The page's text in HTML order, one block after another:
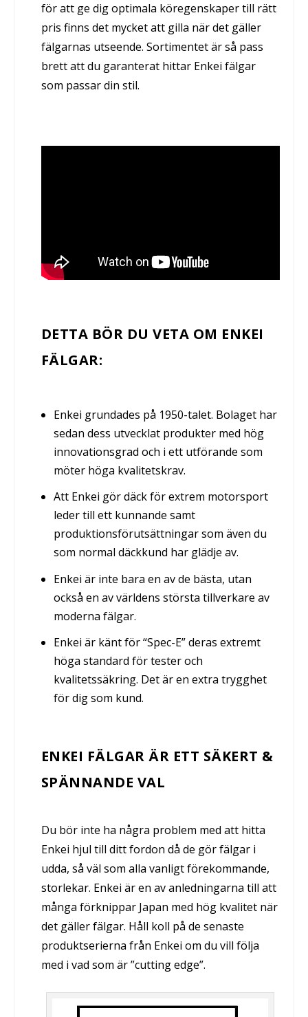
för att ge dig optimala köregenskaper till rätt
pris finns det mycket att gilla när det gäller
fälgarnas utseende. Sortimentet är så pass
brett att du garanterat hittar Enkei fälgar
som passar din stil.
DETTA BÖR DU VETA OM ENKEI
FÄLGAR:
Enkei grundades på 1950-talet. Bolaget har
sedan dess utvecklat produkter med hög
innovationsgrad och i ett utförande som
möter höga kvalitetskrav.
Att Enkei gör däck för extrem motorsport
leder till ett kunnande samt
produktionsförutsättningar som även du
som normal däckkund har glädje av.
Enkei är inte bara en av de bästa, utan
också en av världens största tillverkare av
moderna fälgar.
Enkei är känt för “Spec-E” deras extremt
höga standard för tester och
kvalitetssäkring. Det är en extra trygghet
för dig som kund.
ENKEI FÄLGAR ÄR ETT SÄKERT &
SPÄNNANDE VAL
Du bör inte ha några problem med att hitta
Enkei hjul till ditt fordon då de gör fälgar i
udda, så väl som alla vanligt förekommande,
storlekar. Enkei är en av anledningarna till att
många förknippar Japan med hög kvalitet när
det gäller fälgar. Håll koll på de senaste
produktserierna från Enkei om du vill följa
med i vad som är ”cutting edge”.